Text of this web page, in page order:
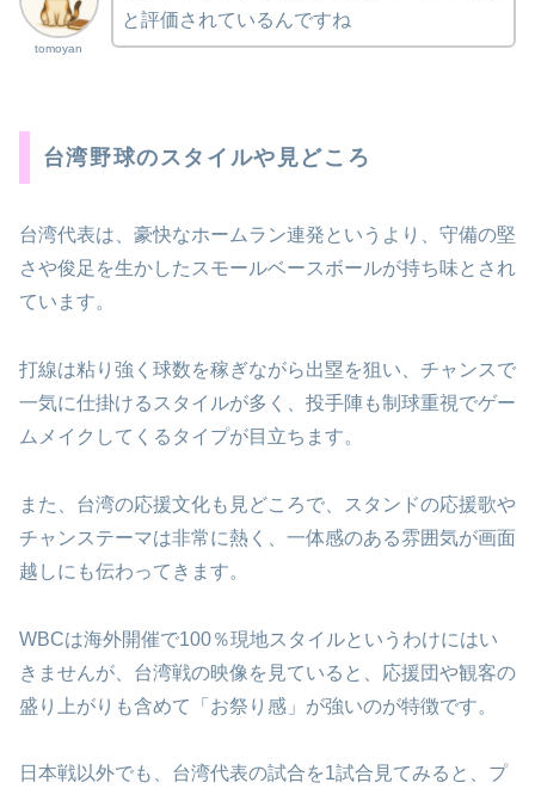
tomoyan
と評価されているんですね
台湾野球のスタイルや見どころ
台湾代表は、豪快なホームラン連発というより、守備の堅
さや俊足を生かしたスモールベースボールが持ち味とされ
ています。
打線は粘り強く球数を稼ぎながら出塁を狙い、チャンスで
一気に仕掛けるスタイルが多く、投手陣も制球重視でゲー
ムメイクしてくるタイプが目立ちます。
また、台湾の応援文化も見どころで、スタンドの応援歌や
チャンステーマは非常に熱く、一体感のある雰囲気が画面
越しにも伝わってきます。
WBCは海外開催で100％現地スタイルというわけにはい
きませんが、台湾戦の映像を見ていると、応援団や観客の
盛り上がりも含めて「お祭り感」が強いのが特徴です。
日本戦以外でも、台湾代表の試合を1試合見てみると、プ